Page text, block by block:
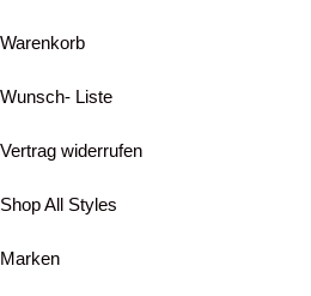
Warenkorb
Wunsch- Liste
Vertrag widerrufen
Shop All Styles
Marken